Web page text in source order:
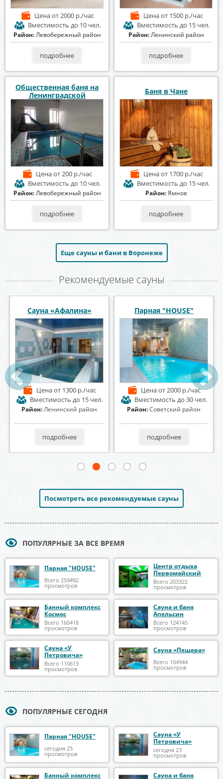
Ценаот 2000 р./час
Вместимость до 10 чел.
Район:Левобережный район
подробнее
Ценаот 1500 р./час
Вместимость до 15 чел.
Район:Ленинский район
подробнее
Общественная баня на
Ленинградской
Ценаот 200 р./час
Вместимость до 10 чел.
Район:Левобережный район
подробнее
Баня в Чане
Ценаот 1700 р./час
Вместимость до 15 чел.
Район:Ямное
подробнее
Еще сауны и бани в Воронеже
Рекомендуемые сауны
Сауна «Александрия»
Ценаот 1500 р./час
Вместимостьдо 15 чел.
Район:Ленинский район
подробнее
Сауна и баня Апельсин
Ценаот 1500 р./час
Вместимостьдо 20 чел.
Район:Коминтерновский
подробнее
Посмотреть все рекомендуемые сауны
ПОПУЛЯРНЫЕ ЗА ВСЕ ВРЕМЯ
Парная "HOUSE"
Всего 259492
просмотров
Центр отдыха
Первомайский
Всего 203322
просмотров
Банный комплекс
Космос
Всего 160418
просмотров
Сауна и баня
Апельсин
Всего 124145
просмотров
Сауна «У
Петровича»
Всего 110613
просмотров
Сауна «Пещера»
Всего 104944
просмотров
ПОПУЛЯРНЫЕ СЕГОДНЯ
Парная "HOUSE"
сегодня 25
просмотров
Сауна «У
Петровича»
сегодня 23
просмотров
Банный комплекс
Сауна и баня